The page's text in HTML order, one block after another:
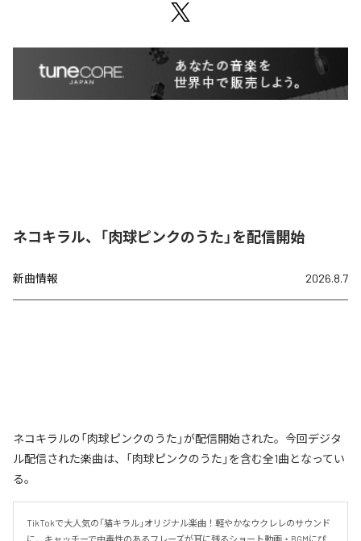
ネコキラル、「肉球ピンクのうた」を配信開始
新曲情報 2026.8.7
ネコキラルの「肉球ピンクのうた」が配信開始された。今回デジタ
ル配信された楽曲は、「肉球ピンクのうた」を含む全1曲となってい
る。
TikTokで大人気の「猫キラル」オリジナル楽曲！軽やかなウクレレのサウンド
に、キャッチーで中毒性のあるフレーズが耳に残るショート動画・BGMにぴ